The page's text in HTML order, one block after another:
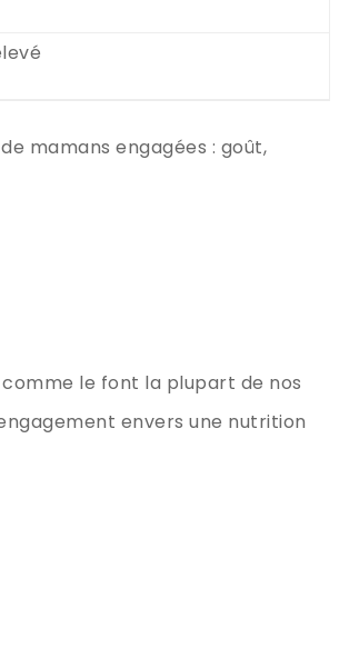
mamans engagées : goût,
comme le font la plupart de nos
envers une nutrition